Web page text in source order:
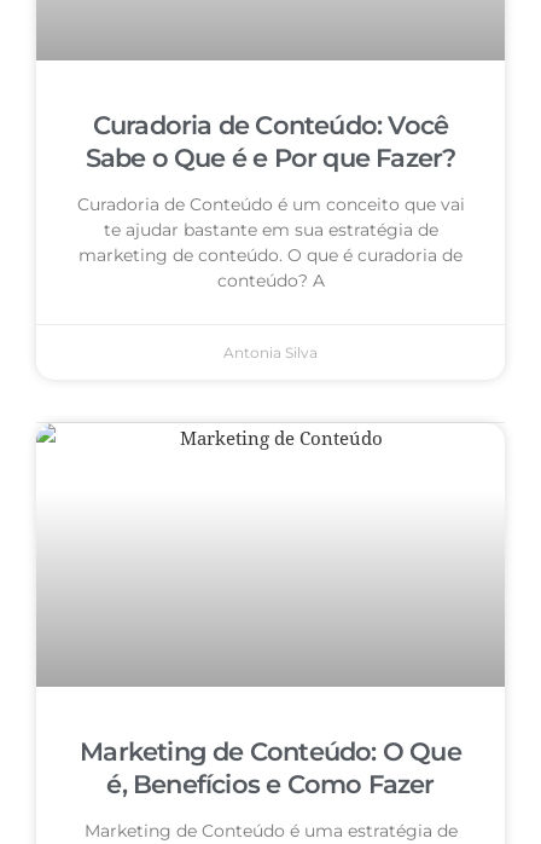
Curadoria de Conteúdo: Você
Sabe o Que é e Por que Fazer?
Curadoria de Conteúdo é um conceito que vai
te ajudar bastante em sua estratégia de
marketing de conteúdo. O que é curadoria de
conteúdo? A
Antonia Silva
Marketing de Conteúdo: O Que
é, Benefícios e Como Fazer
Marketing de Conteúdo é uma estratégia de